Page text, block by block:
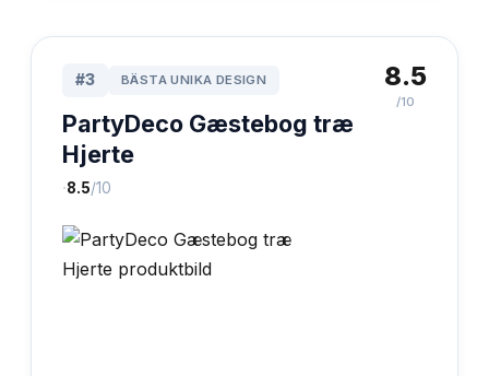
#3 BÄSTA UNIKA DESIGN
PartyDeco Gæstebog træ
Hjerte
·8.5/10
8.5
/10